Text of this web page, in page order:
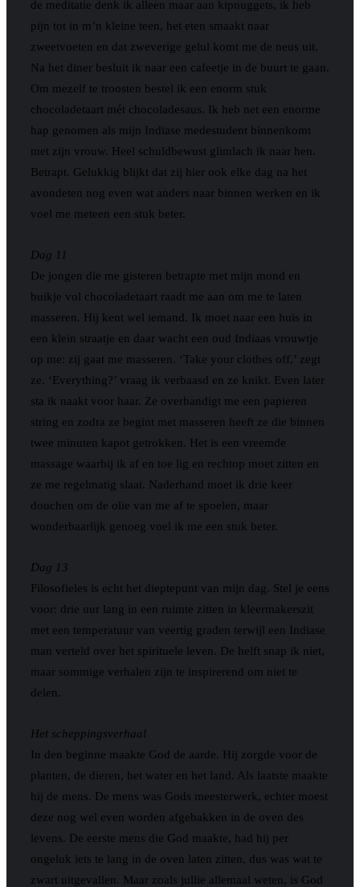
de meditatie denk ik alleen maar aan kipnuggets, ik heb
pijn tot in m’n kleine teen, het eten smaakt naar
zweetvoeten en dat zweverige gelul komt me de neus uit.
Na het diner besluit ik naar een cafeetje in de buurt te gaan.
Om mezelf te troosten bestel ik een enorm stuk
chocoladetaart mét chocoladesaus. Ik heb net een enorme
hap genomen als mijn Indiase medestudent binnenkomt
met zijn vrouw. Heel schuldbewust glimlach ik naar hen.
Betrapt. Gelukkig blijkt dat zij hier ook elke dag na het
avondeten nog even wat anders naar binnen werken en ik
voel me meteen een stuk beter.
Dag 11
De jongen die me gisteren betrapte met mijn mond en
buikje vol chocoladetaart raadt me aan om me te laten
masseren. Hij kent wel iemand. Ik moet naar een huis in
een klein straatje en daar wacht een oud Indiaas vrouwtje
op me: zij gaat me masseren. ‘Take your clothes off,’ zegt
ze. ‘Everything?’ vraag ik verbaasd en ze knikt. Even later
sta ik naakt voor haar. Ze overhandigt me een papieren
string en zodra ze begint met masseren heeft ze die binnen
twee minuten kapot getrokken. Het is een vreemde
massage waarbij ik af en toe lig en rechtop moet zitten en
ze me regelmatig slaat. Naderhand moet ik drie keer
douchen om de olie van me af te spoelen, maar
wonderbaarlijk genoeg voel ik me een stuk beter.
Dag 13
Filosofieles is echt het dieptepunt van mijn dag. Stel je eens
voor: drie uur lang in een ruimte zitten in kleermakerszit
met een temperatuur van veertig graden terwijl een Indiase
man verteld over het spirituele leven. De helft snap ik niet,
maar sommige verhalen zijn te inspirerend om niet te
delen.
Het scheppingsverhaal
In den beginne maakte God de aarde. Hij zorgde voor de
planten, de dieren, het water en het land. Als laatste maakte
hij de mens. De mens was Gods meesterwerk, echter moest
deze nog wel even worden afgebakken in de oven des
levens. De eerste mens die God maakte, had hij per
ongeluk iets te lang in de oven laten zitten, dus was wat te
zwart uitgevallen. Maar zoals jullie allemaal weten, is God